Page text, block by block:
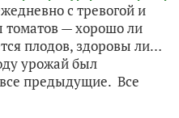
с тревогой и
томатов — хорошо ли
плодов, здоровы ли…
урожай был
предыдущие. Все